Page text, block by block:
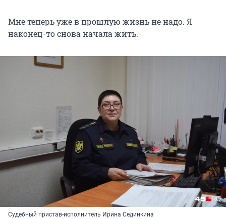
Мне теперь уже в прошлую жизнь не надо. Я
наконец-то снова начала жить.
Судебный пристав-исполнитель Ирина Сединкина